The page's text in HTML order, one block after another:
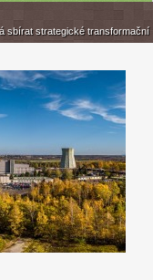
sbírat strategické transformační